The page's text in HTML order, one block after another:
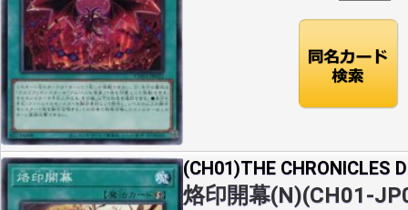
(CH01)THE CHRONICLES
烙印開幕(N)(CH01-